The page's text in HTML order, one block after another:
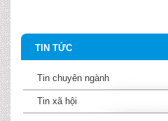
TIN TỨC
Tin chuyên ngành
Tin xã hội